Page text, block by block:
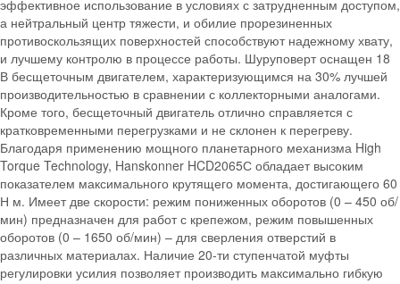
эффективное использование в условиях с затрудненным доступом,
а нейтральный центр тяжести, и обилие прорезиненных
противоскользящих поверхностей способствуют надежному хвату,
и лучшему контролю в процессе работы. Шуруповерт оснащен 18
В бесщеточным двигателем, характеризующимся на 30% лучшей
производительностью в сравнении с коллекторными аналогами.
Кроме того, бесщеточный двигатель отлично справляется с
кратковременными перегрузками и не склонен к перегреву.
Благодаря применению мощного планетарного механизма High
Torque Technology, Hanskonner HCD2065С обладает высоким
показателем максимального крутящего момента, достигающего 60
Н м. Имеет две скорости: режим пониженных оборотов (0 – 450 об/
мин) предназначен для работ с крепежом, режим повышенных
оборотов (0 – 1650 об/мин) – для сверления отверстий в
различных материалах. Наличие 20-ти ступенчатой муфты
регулировки усилия позволяет производить максимально гибкую